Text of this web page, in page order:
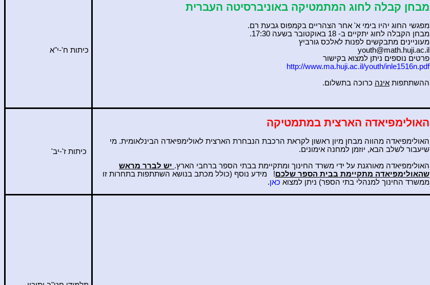
כיתות ח'-י"א
מבחן קבלה לחוג המתמטיקה באוניברסיטה העברית
מפגשי החוג יהיו בימי א' אחר הצהריים בקמפוס גבעת רם.
מבחן הקבלה לחוג יתקיים ב- 18 באוקטובר בשעה 17:30
.
מעוניינים מתבקשים לפנות לאלכס גורביץ
youth@math.huji.ac.il
פרטים נוספים ניתן למצוא בקישור
http://www.ma.huji.ac.il/youth/inle1516n.pdf
ההשתתפות אינה כרוכה בתשלום.
כיתות ז'-יב'
האולימפיאדה הארצית במתמטיקה
האולימפיאדה מהווה מבחן מיון ראשון לקראת הרכבת הנבחרת הארצית לאולימפיאדה הבינלאומית. מי
שיעבור לשלב הבא, יוזמן למחנה אימונים.
האולימפיאדה מאורגנת על ידי משרד החינוך ומתקיימת בבתי הספר ברחבי הארץ. יש לברר מראש
שהאולימפיאדה מתקיימת בבית הספר שלכם!
מידע נוסף (כולל מכתב בנושא השתתפות בתחרות זו
ממשרד החינוך למנהלי בתי הספר) ניתן למצוא כאן.